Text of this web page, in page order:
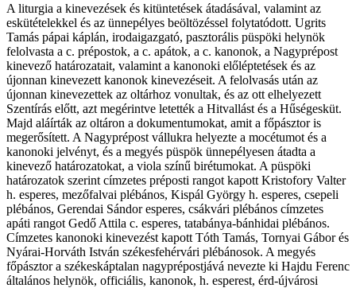
A liturgia a kinevezések és kitüntetések átadásával, valamint az
eskütételekkel és az ünnepélyes beöltözéssel folytatódott. Ugrits
Tamás pápai káplán, irodaigazgató, pasztorális püspöki helynök
felolvasta a c. prépostok, a c. apátok, a c. kanonok, a Nagyprépost
kinevező határozatait, valamint a kanonoki előléptetések és az
újonnan kinevezett kanonok kinevezéseit. A felolvasás után az
újonnan kinevezettek az oltárhoz vonultak, és az ott elhelyezett
Szentírás előtt, azt megérintve letették a Hitvallást és a Hűségesküt.
Majd aláírták az oltáron a dokumentumokat, amit a főpásztor is
megerősített. A Nagyprépost vállukra helyezte a mocétumot és a
kanonoki jelvényt, és a megyés püspök ünnepélyesen átadta a
kinevező határozatokat, a viola színű birétumokat. A püspöki
határozatok szerint címzetes préposti rangot kapott Kristofory Valter
h. esperes, mezőfalvai plébános, Kispál György h. esperes, csepeli
plébános, Gerendai Sándor esperes, csákvári plébános címzetes
apáti rangot Gedő Attila c. esperes, tatabánya-bánhidai plébános.
Címzetes kanonoki kinevezést kapott Tóth Tamás, Tornyai Gábor és
Nyárai-Horváth István székesfehérvári plébánosok. A megyés
főpásztor a székeskáptalan nagyprépostjává nevezte ki Hajdu Ferenc
általános helynök, officiális, kanonok, h. esperest, érd-újvárosi